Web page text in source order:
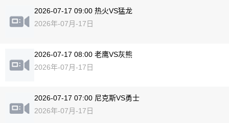
2026-07-17 09:00 热火VS猛龙
2026年-07月-17日
2026-07-17 08:00 老鹰VS灰熊
2026年-07月-17日
2026-07-17 07:00 尼克斯VS勇士
2026年-07月-17日